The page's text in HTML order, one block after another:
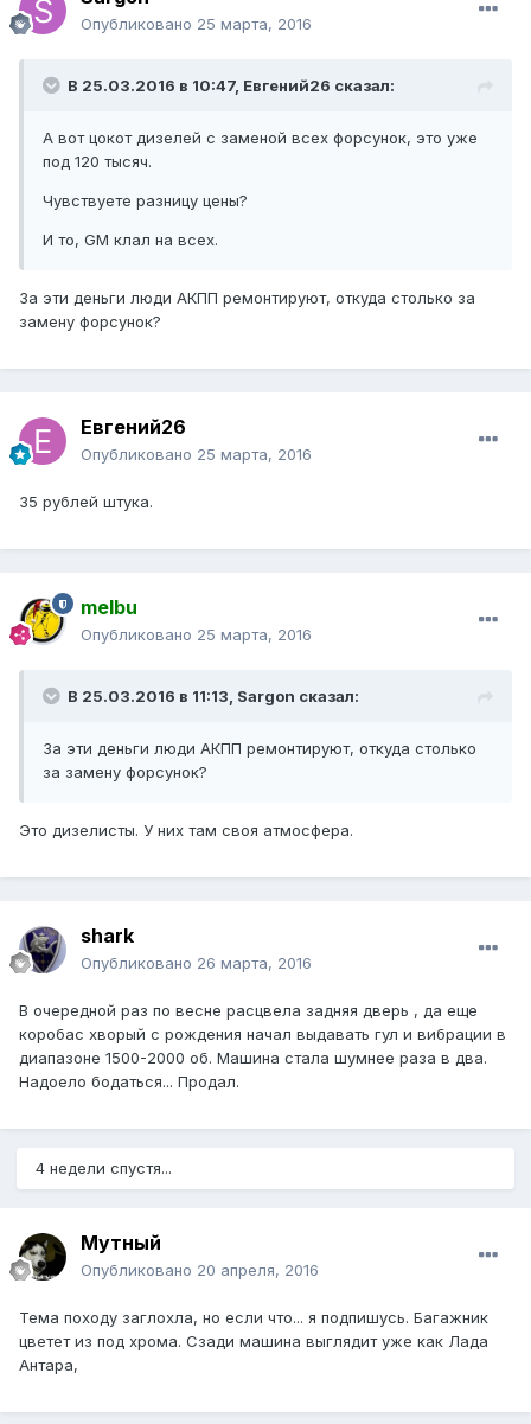
Опубликовано 25 марта, 2016
В 25.03.2016 в 10:47, Евгений26 сказал:
А вот цокот дизелей с заменой всех форсунок, это уже
под 120 тысяч.
Чувствуете разницу цены?
И то, GM клал на всех.
За эти деньги люди АКПП ремонтируют, откуда столько за
замену форсунок?
Евгений26
Опубликовано 25 марта, 2016
35 рублей штука.
melbu
Опубликовано 25 марта, 2016
В 25.03.2016 в 11:13, Sargon сказал:
За эти деньги люди АКПП ремонтируют, откуда столько
за замену форсунок?
Это дизелисты. У них там своя атмосфера.
shark
Опубликовано 26 марта, 2016
В очередной раз по весне расцвела задняя дверь , да еще
коробас хворый с рождения начал выдавать гул и вибрации в
диапазоне 1500-2000 об. Машина стала шумнее раза в два.
Надоело бодаться... Продал.
4 недели спустя...
Мутный
Опубликовано 20 апреля, 2016
Тема походу заглохла, но если что... я подпишусь. Багажник
цветет из под хрома. Сзади машина выглядит уже как Лада
Антара,